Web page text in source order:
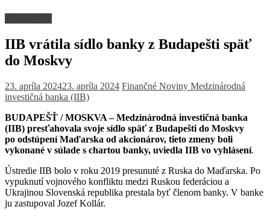
IIB vrátila sídlo banky z Budapešti späť
do Moskvy
23. apríla 202423. apríla 2024 Finančné Noviny Medzinárodná
investičná banka (IIB)
BUDAPEŠŤ / MOSKVA – Medzinárodná investičná banka
(IIB) presťahovala svoje sídlo späť z Budapešti do Moskvy
po odstúpení Maďarska od akcionárov, tieto zmeny boli
vykonané v súlade s chartou banky, uviedla IIB vo vyhlásení.
Ústredie IIB bolo v roku 2019 presunuté z Ruska do Maďarska. Po
vypuknutí vojnového konfliktu medzi Ruskou federáciou a
Ukrajinou Slovenská republika prestala byť členom banky. V banke
ju zastupoval Jozef Kollár.